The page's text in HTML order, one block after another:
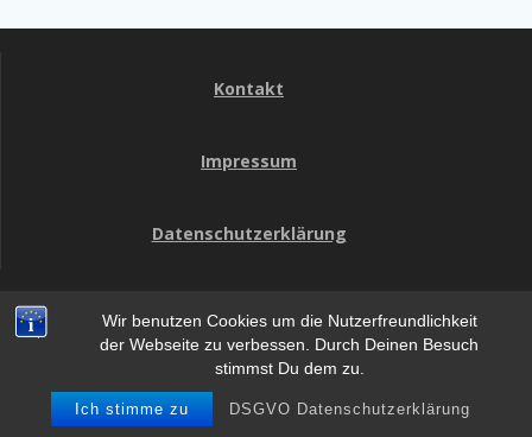
Wir benutzen Cookies um die Nutzerfreundlichkeit
der Webseite zu verbessen. Durch Deinen Besuch
stimmst Du dem zu.
Ich stimme zu DSGVO Datenschutzerklärung
Kontakt
Impressum
Datenschutzerklärung
HomeCon
© 2026 HomeCon. WordPress mit dem